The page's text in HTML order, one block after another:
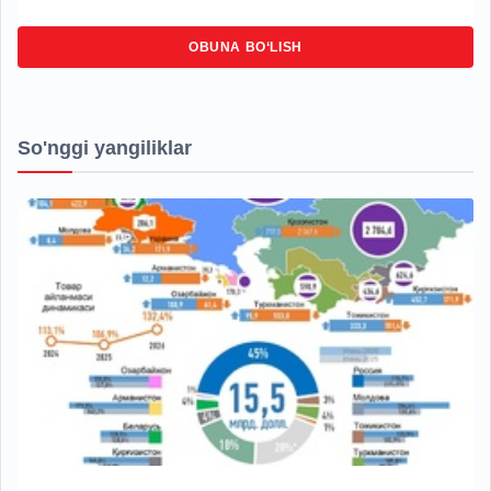
OBUNA BO‘LISH
So'nggi yangiliklar